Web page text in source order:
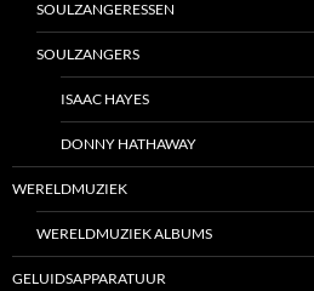
SOULZANGERESSEN
SOULZANGERS
ISAAC HAYES
DONNY HATHAWAY
WERELDMUZIEK
WERELDMUZIEK ALBUMS
GELUIDSAPPARATUUR